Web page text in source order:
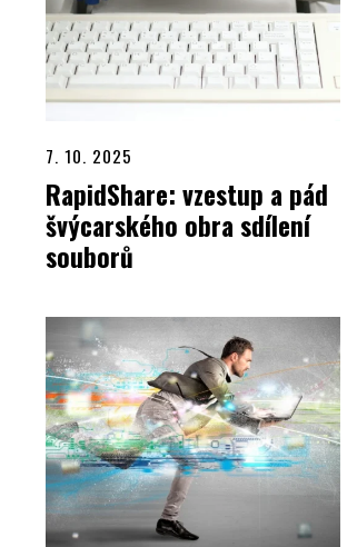
7. 10. 2025
RapidShare: vzestup a pád
švýcarského obra sdílení
souborů